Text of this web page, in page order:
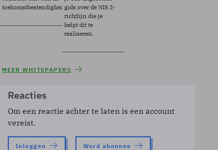
toekomstbestendigheid.gids over de NIS 2-
richtlijn die je
helpt dit te
realiseren.
MEER WHITEPAPERS
Reacties
Om een reactie achter te laten is een account
vereist.
Inloggen Word abonnee